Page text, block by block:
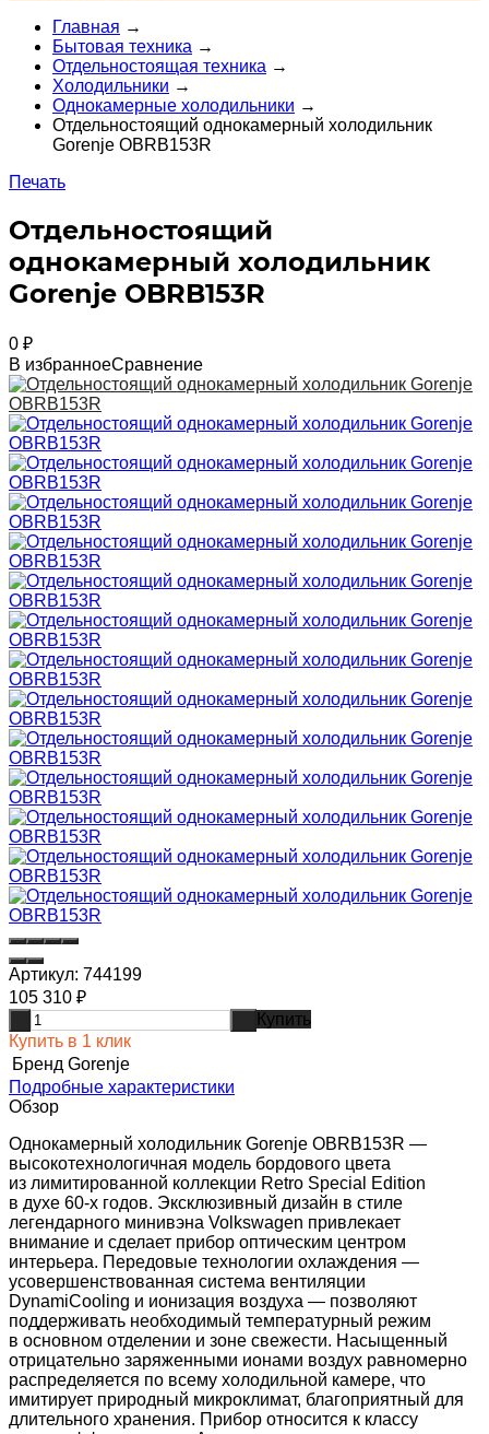
Главная →
Бытовая техника →
Отдельностоящая техника →
Холодильники →
Однокамерные холодильники →
Отдельностоящий однокамерный холодильник
Gorenje OBRB153R
Печать
Отдельностоящий
однокамерный холодильник
Gorenje OBRB153R
0 ₽
В избранноеСравнение
Артикул: 744199
105 310 ₽
Купить
Купить в 1 клик
Бренд Gorenje
Подробные характеристики
Обзор
Однокамерный холодильник Gorenje OBRB153R —
высокотехнологичная модель бордового цвета
из лимитированной коллекции Retro Special Edition
в духе 60-х годов. Эксклюзивный дизайн в стиле
легендарного минивэна Volkswagen привлекает
внимание и сделает прибор оптическим центром
интерьера. Передовые технологии охлаждения —
усовершенствованная система вентиляции
DynamiCooling и ионизация воздуха — позволяют
поддерживать необходимый температурный режим
в основном отделении и зоне свежести. Насыщенный
отрицательно заряженными ионами воздух равномерно
распределяется по всему холодильной камере, что
имитирует природный микроклимат, благоприятный для
длительного хранения. Прибор относится к классу